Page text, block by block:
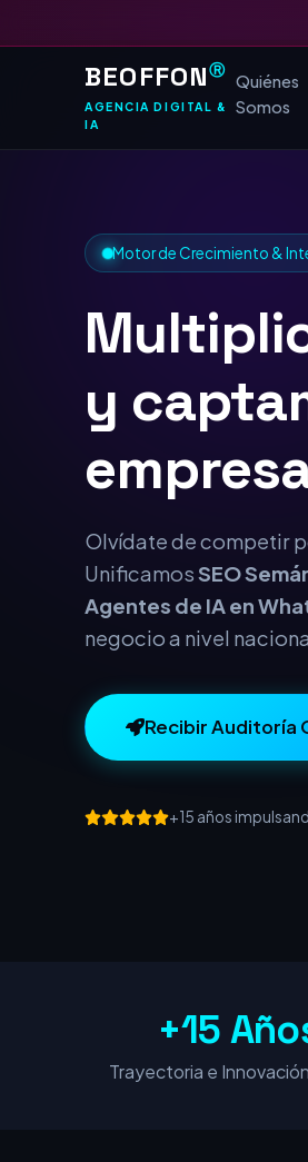
BEOFFONⓇ
AGENCIA DIGITAL &
IA
Quiénes
Somos
Motor de Crecimiento &
y
Google
este
Olvídate de competir
UnificamosSEO
negocio a nivel